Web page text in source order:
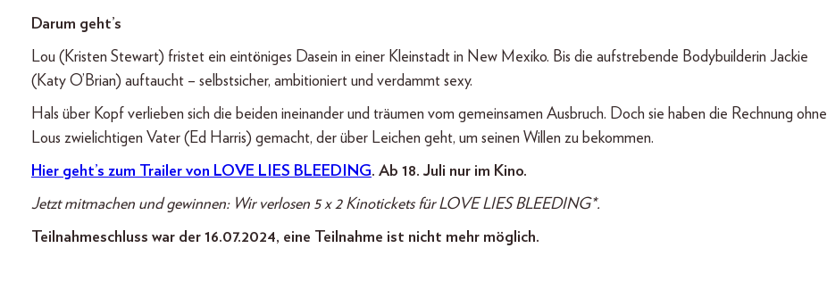
Darum geht’s
Lou (Kristen Stewart) fristet ein eintöniges Dasein in einer Kleinstadt in New Mexiko. Bis die aufstrebende Bodybuilderin Jackie
(Katy O’Brian) auftaucht – selbstsicher, ambitioniert und verdammt sexy.
Hals über Kopf verlieben sich die beiden ineinander und träumen vom gemeinsamen Ausbruch. Doch sie haben die Rechnung ohne
Lous zwielichtigen Vater (Ed Harris) gemacht, der über Leichen geht, um seinen Willen zu bekommen.
Hier geht’s zum Trailer von LOVE LIES BLEEDING. Ab 18. Juli nur im Kino.
Jetzt mitmachen und gewinnen: Wir verlosen 5 x 2 Kinotickets für LOVE LIES BLEEDING*.
Teilnahmeschluss war der 16.07.2024, eine Teilnahme ist nicht mehr möglich.